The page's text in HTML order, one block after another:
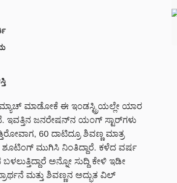
ಮಾಡೋಕೆ ಈ ಇಂಡಸ್ಟ್ರಿಯಲ್ಲೇ ಯಾರ
ಇವತ್ತಿನ ಜನರೇಷನ್‌ನ ಯಂಗ್ ಸ್ಟಾರ್‌ಗಳು
60 ದಾಟಿದ್ರೂ ಶಿವಣ್ಣ ಮಾತ್ರ
ಮುಗಿಸಿ ನಿಂತಿದ್ದಾರೆ. ಕಳೆದ ವರ್ಷ
ಅನ್ನೋ ಸುದ್ದಿ ಕೇಳಿ ಇಡೀ
ಮತ್ತು ಶಿವಣ್ಣನ ಅದ್ಭುತ ವಿಲ್